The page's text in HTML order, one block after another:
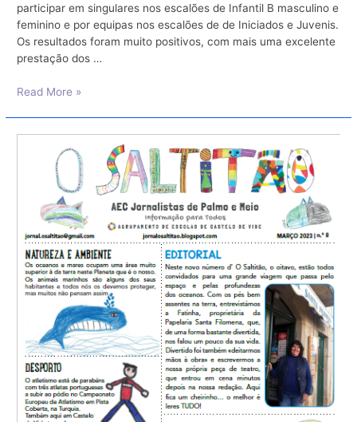
participar em singulares nos escalões de Infantil B masculino e
feminino e por equipas nos escalões de de Iniciados e Juvenis.
Os resultados foram muito positivos, com mais uma excelente
prestação dos …
Campeonato
Read More »